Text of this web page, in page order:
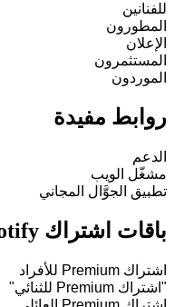
للفنانين
المطورون
الإعلان
المستثمرون
الموردون
روابط مفيدة
الدعم
مشغّل الويب
تطبيق الجوَّال المجاني
باقات اشتراك Spotify
اشتراك Premium للأفراد
"اشتراك Premium للثنائي"